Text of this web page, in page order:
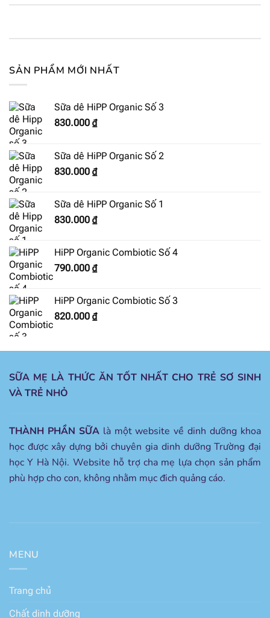
SẢN PHẨM MỚI NHẤT
Sữa dê HiPP Organic Số 3
830.000 ₫
Sữa dê HiPP Organic Số 2
830.000 ₫
Sữa dê HiPP Organic Số 1
830.000 ₫
HiPP Organic Combiotic Số 4
790.000 ₫
HiPP Organic Combiotic Số 3
820.000 ₫
SỮA MẸ LÀ THỨC ĂN TỐT NHẤT CHO TRẺ SƠ SINH
VÀ TRẺ NHỎ
THÀNH PHẦN SỮA là một website về dinh dưỡng khoa
học được xây dựng bởi chuyên gia dinh dưỡng Trường đại
học Y Hà Nội. Website hỗ trợ cha mẹ lựa chọn sản phẩm
phù hợp cho con, không nhằm mục đich quảng cáo.
MENU
Trang chủ
Chất dinh dưỡng